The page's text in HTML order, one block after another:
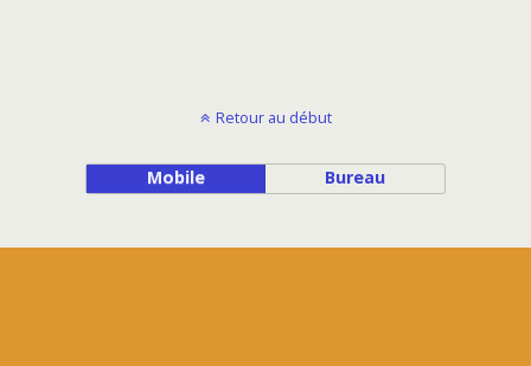
Retour au début
Mobile Bureau